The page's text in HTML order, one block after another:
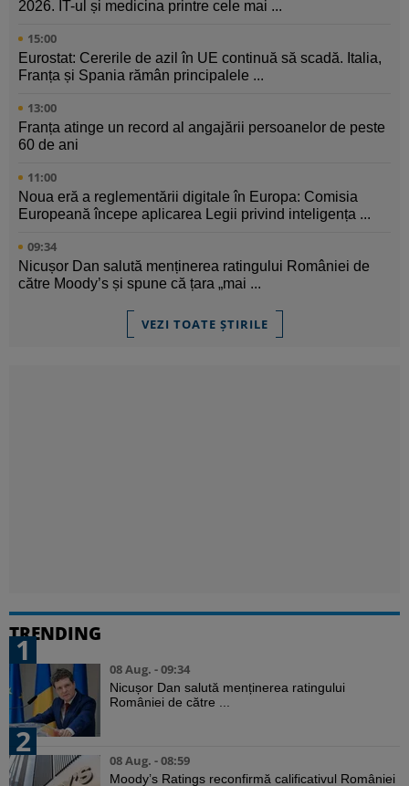
2026. IT-ul și medicina printre cele mai ...
15:00
Eurostat: Cererile de azil în UE continuă să scadă. Italia,
Franța și Spania rămân principalele ...
13:00
Franța atinge un record al angajării persoanelor de peste
60 de ani
11:00
Noua eră a reglementării digitale în Europa: Comisia
Europeană începe aplicarea Legii privind inteligența ...
09:34
Nicușor Dan salută menținerea ratingului României de
către Moody’s și spune că țara „mai ...
VEZI TOATE ȘTIRILE
TRENDING
1
08 Aug. - 09:34
Nicușor Dan salută menținerea ratingului
României de către ...
2
08 Aug. - 08:59
Moody’s Ratings reconfirmă calificativul României